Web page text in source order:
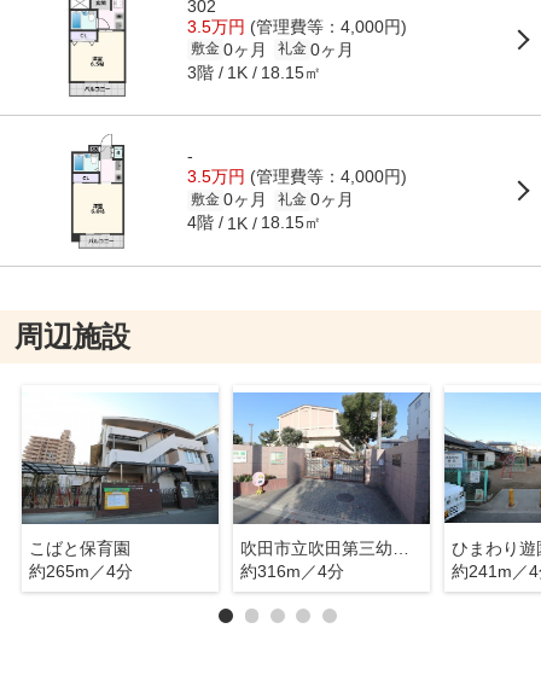
302
3.5万円 (管理費等：4,000円)
敷金 0ヶ月 礼金 0ヶ月
3階 1K 18.15㎡
-
3.5万円 (管理費等：4,000円)
敷金 0ヶ月 礼金 0ヶ月
4階 1K 18.15㎡
周辺施設
こばと保育園
約265m／4分
吹田市立吹田第三幼稚園・小学校
約316m／4分
ひまわり遊
約241m／